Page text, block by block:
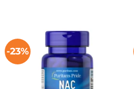
-23%